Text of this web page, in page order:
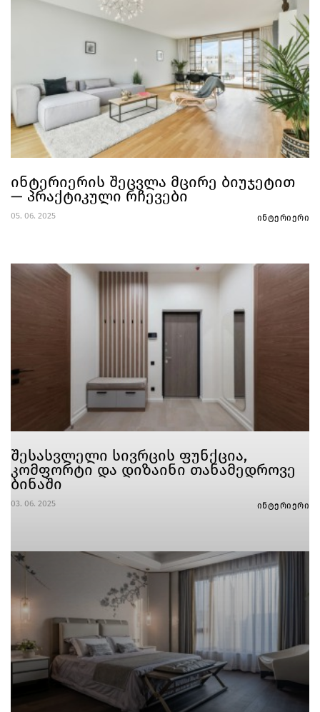
ინტერიერის შეცვლა მცირე ბიუჯეტით
— პრაქტიკული რჩევები
05. 06. 2025 ინტერიერი
შესასვლელი სივრცის ფუნქცია,
კომფორტი და დიზაინი თანამედროვე
ბინაში
03. 06. 2025 ინტერიერი